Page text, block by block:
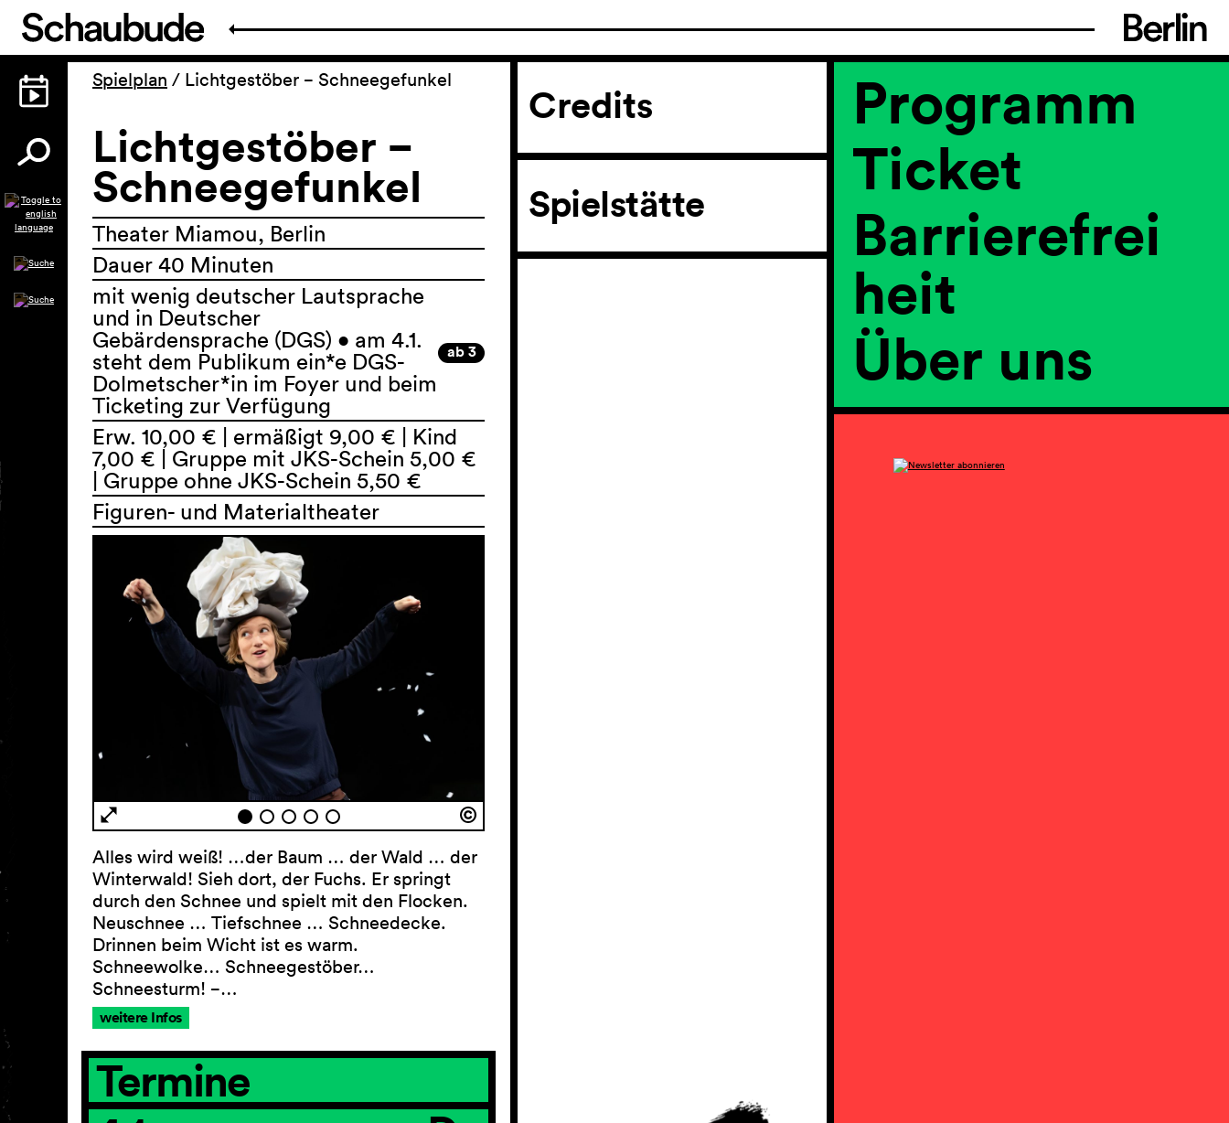
Programm
Ticket
Barrierefrei
heit
Über uns
Spielplan / Lichtgestöber − Schneegefunkel
Lichtgestöber −
Schneegefunkel
Theater Miamou, Berlin
Dauer 40 Minuten
mit wenig deutscher Lautsprache
und in Deutscher
Gebärdensprache (DGS) • am 4.1.
steht dem Publikum ein*e DGS-
Dolmetscher*in im Foyer und beim
Ticketing zur Verfügung
ab 3
Erw. 10,00 € | ermäßigt 9,00 € | Kind
7,00 € | Gruppe mit JKS-Schein 5,00 €
| Gruppe ohne JKS-Schein 5,50 €
Figuren- und Materialtheater
Alles wird weiß! …der Baum … der Wald … der
Winterwald! Sieh dort, der Fuchs. Er springt
durch den Schnee und spielt mit den Flocken.
Neuschnee … Tiefschnee … Schneedecke.
Drinnen beim Wicht ist es warm.
Schneewolke… Schneegestöber…
Schneesturm! −…
weitere Infos
Termine
Credits
Spielstätte